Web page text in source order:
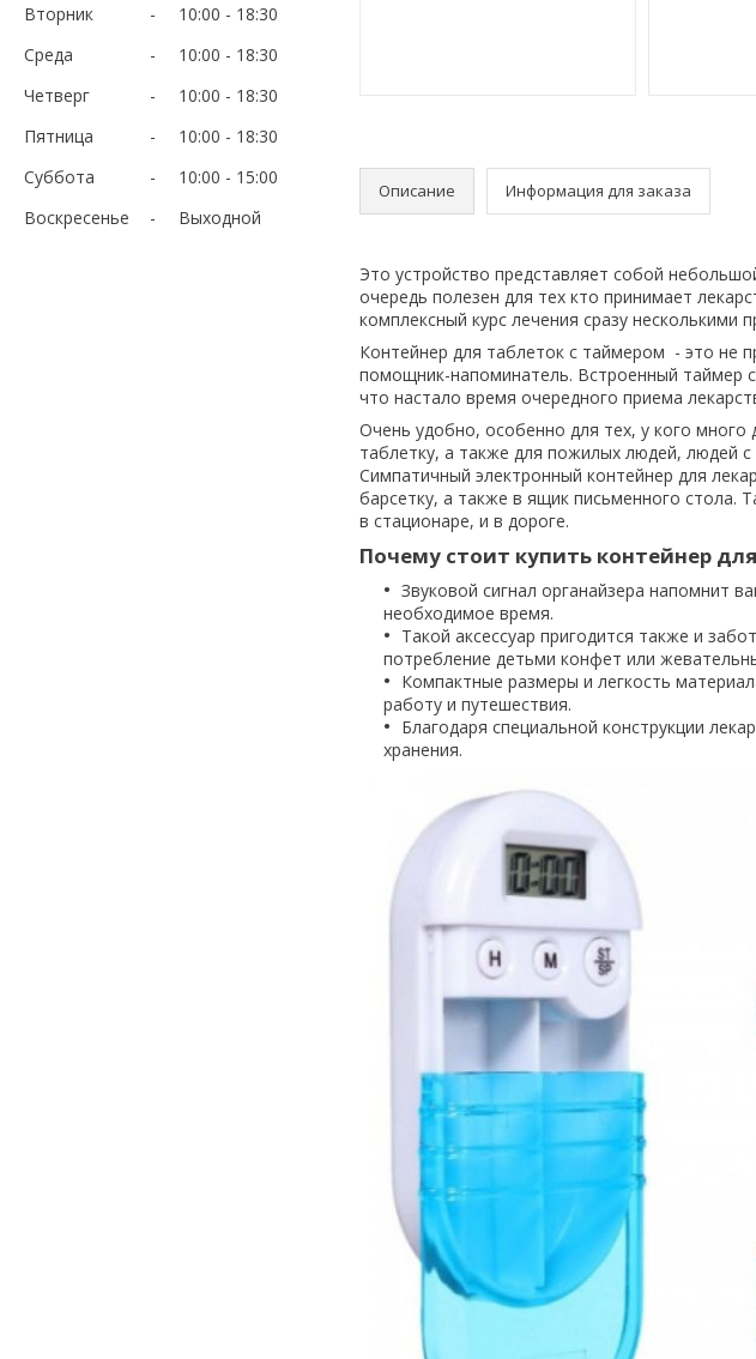
Вторник
10:00
18:30
Среда
10:00
18:30
Четверг
10:00
18:30
Пятница
10:00
18:30
Суббота
10:00
15:00
Воскресенье
Выходной
Описание Информация для заказа
Это устройство представляет собой
очередь полезен для тех кто принимает
комплексный курс лечения сразу несколькими
Контейнер для таблеток с таймером - это не
помощник-напоминатель. Встроенный таймер
что настало время очередного приема
Очень удобно, особенно для тех, у кого
таблетку, а также для пожилых людей, людей
Симпатичный электронный контейнер для
барсетку, а также в ящик письменного стола.
в стационаре, и в дороге.
Почему стоит купить контейнер
Звуковой сигнал органайзера напомнит
необходимое время.
Такой аксессуар пригодится также и
потребление детьми конфет или
Компактные размеры и легкость
работу и путешествия.
Благодаря специальной конструкции
хранения.